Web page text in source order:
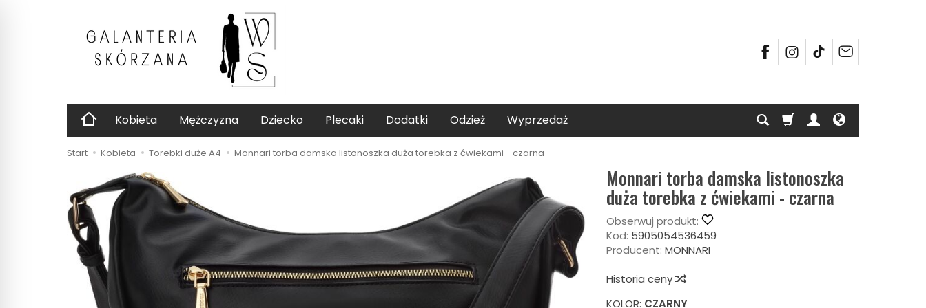
Kobieta Mężczyzna Dziecko Plecaki Dodatki Odzież Wyprzedaż
Start Kobieta Torebki duże A4 Monnari torba damska listonoszka duża torebka z ćwiekami - czarna
Monnari torba damska listonoszka
duża torebka z ćwiekami - czarna
Obserwuj produkt:
Kod: 5905054536459
Producent: MONNARI
Historia ceny
KOLOR: CZARNY